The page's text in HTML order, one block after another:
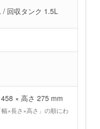
/ 回収タンク 1.5L
× 高さ 275 mm
×長さ×高さ」の順にわ